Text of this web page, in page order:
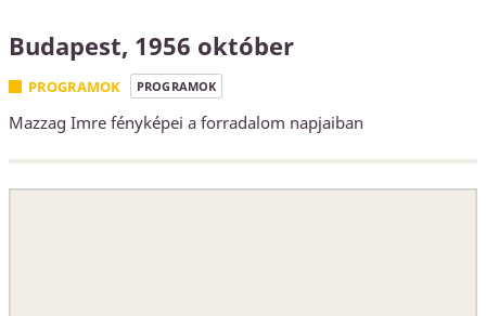
Budapest, 1956 október
PROGRAMOK PROGRAMOK
Mazzag Imre fényképei a forradalom napjaiban